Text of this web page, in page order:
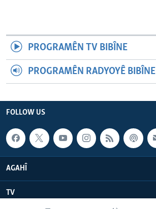
PROGRAMÊN TV BIBÎNE
PROGRAMÊN RADYOYÊ BIBÎNE
FOLLOW US
AGAHÎ
TV